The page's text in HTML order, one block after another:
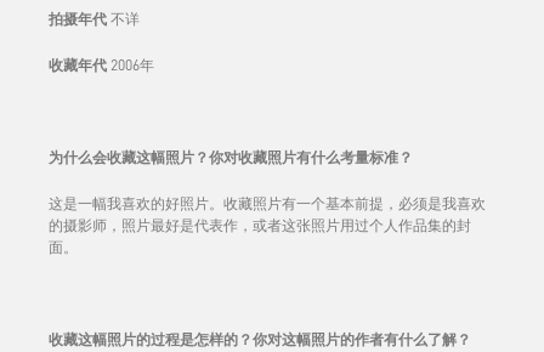
拍摄年代 不详
收藏年代 2006年
为什么会收藏这幅照片？你对收藏照片有什么考量标准？
这是一幅我喜欢的好照片。收藏照片有一个基本前提，必须是我喜欢
的摄影师，照片最好是代表作，或者这张照片用过个人作品集的封
面。
收藏这幅照片的过程是怎样的？你对这幅照片的作者有什么了解？